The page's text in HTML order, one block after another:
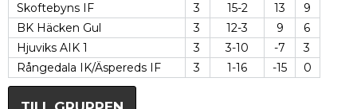
Skoftebyns IF
3 15-2 13
9
BK Häcken Gul
3 12-3 9
6
Hjuviks AIK 1
3 3-10 -7
3
Rångedala IK/Äspereds IF
3 1-16 -15 0